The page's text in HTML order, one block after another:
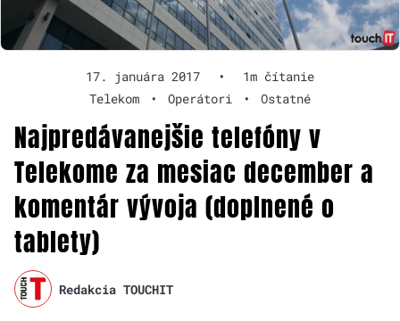
17. januára 2017 •
1m čítanie
Telekom
• Operátori • Ostatné
Najpredávanejšie telefóny v
Telekome za mesiac december a
komentár vývoja (doplnené o
tablety)
Redakcia TOUCHIT